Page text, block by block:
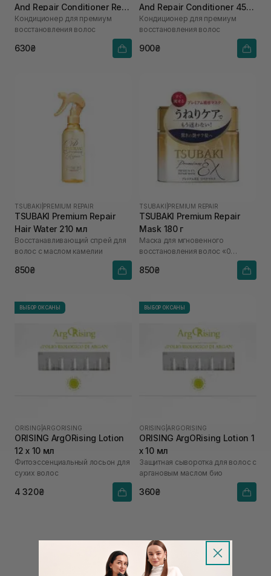
And Repair Conditioner Refill
300 мл
Кондиционер для премиум
восстановления волос
630₴
And Repair Conditioner 450
мл
Кондиционер для премиум
восстановления волос
900₴
TSUBAKI PREMIUM REPAIR
TSUBAKI Premium Repair
Hair Water 210 мл
Восстанавливающий спрей для
волос с маслом камелии
850₴
TSUBAKI PREMIUM REPAIR
TSUBAKI Premium Repair
Mask 180 г
Маска для мгновенного
восстановления волос «0
850₴
ВЫБОР ОКСАНЫ
ORISING ARGORISING
ORISING ArgORising Lotion
12 х 10 мл
Фитоэссенциальный лосьон для
сухих волос
4 320₴
ВЫБОР ОКСАНЫ
ORISING ARGORISING
ORISING ArgORising Lotion 1
х 10 мл
Защитная сыворотка для волос с
аргановым маслом био
360₴